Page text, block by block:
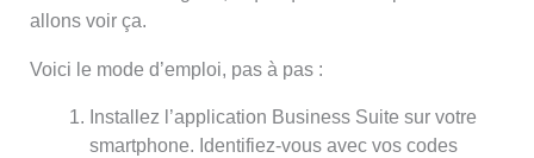
allons voir ça.
Voici le mode d’emploi, pas à pas :
Installez l’application Business Suite sur votre
smartphone. Identifiez-vous avec vos codes